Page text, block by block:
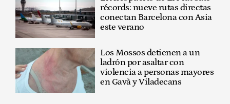
récords: nueve rutas directas
conectan Barcelona con Asia
este verano
Los Mossos detienen a un
ladrón por asaltar con
violencia a personas mayores
en Gavà y Viladecans